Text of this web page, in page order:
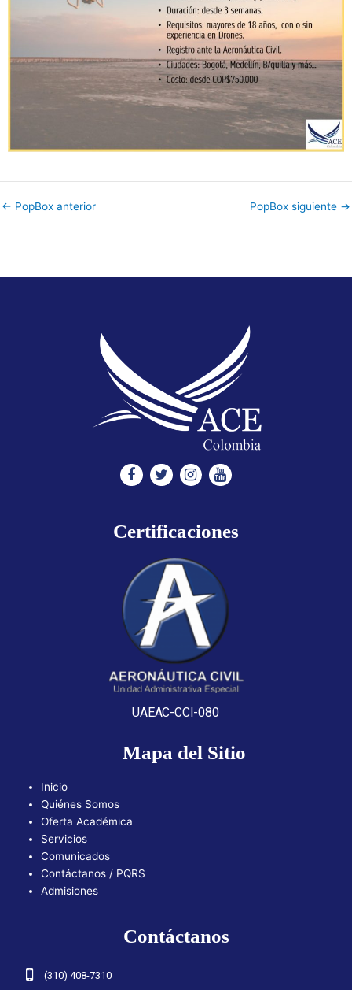
← PopBox anterior PopBox siguiente →
Facebook
TwitterInstagram
Youtube
Certificaciones
UAEAC-CCI-080
Mapa del Sitio
Inicio
Quiénes Somos
Oferta Académica
Servicios
Comunicados
Contáctanos / PQRS
Admisiones
Contáctanos
(310) 408-7310